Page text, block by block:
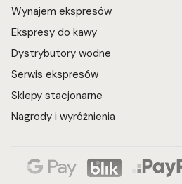
Wynajem ekspresów
Ekspresy do kawy
Dystrybutory wodne
Serwis ekspresów
Sklepy stacjonarne
Nagrody i wyróżnienia